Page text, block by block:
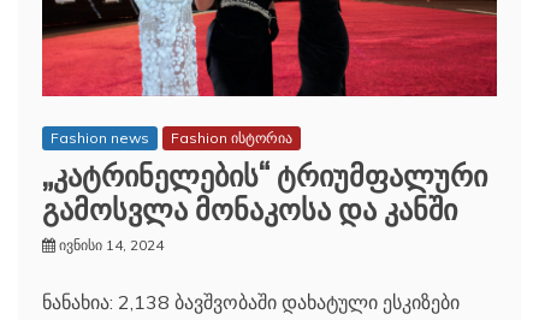
Fashion news Fashion ისტორია
„კატრინელების“ ტრიუმფალური
გამოსვლა მონაკოსა და კანში
ივნისი 14, 2024
ნანახია: 2,138 ბავშვობაში დახატული ესკიზები